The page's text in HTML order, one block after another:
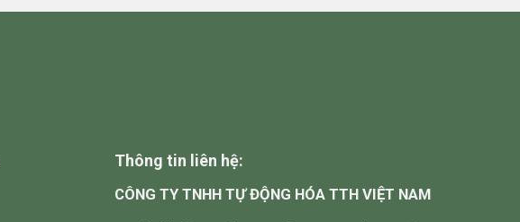
Thông tin liên hệ:
CÔNG TY TNHH TỰ ĐỘNG HÓA TTH VIỆT NAM